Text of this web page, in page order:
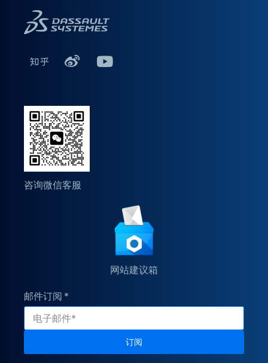
咨询微信客服
网站建议箱
邮件订阅
订阅